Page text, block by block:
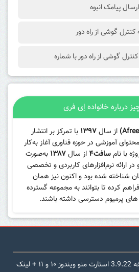
ارسال پیامک انبوه
کنترل گوشی از راه دور
گوشی از راه دور با شماره
درباره خانواده اِی فری
از سال۱۳۹۷ با تمرکز بر انتشار
آموزشی در حوزه فناوری آغاز به‌کار
با نامسافت۴ از سال۱۳۸۷ به‌صورت
ارائه نرم‌افزارهای کاربردی و تخصصی
شناخته شده بود و اکنون نیز همان
فراهم کرده تا بتوانند به مجموعه گسترده
های پرمیوم دسترسی داشته باشند.
دانلود StartAllBack نسخه 3.9.22 استارت منو ویندوز ۱۰ و ۱۱ + لینک